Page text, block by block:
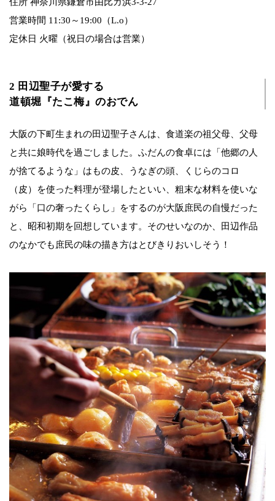
住所 神奈川県鎌倉市由比ガ浜3-3-27
営業時間 11:30～19:00（L.o）
定休日 火曜（祝日の場合は営業）
2 田辺聖子が愛する
道頓堀『たこ梅』のおでん
大阪の下町生まれの田辺聖子さんは、食道楽の祖父母、父母
と共に娘時代を過ごしました。ふだんの食卓には「他郷の人
が捨てるような」はもの皮、うなぎの頭、くじらのコロ
（皮）を使った料理が登場したといい、粗末な材料を使いな
がら「口の奢ったくらし」をするのが大阪庶民の自慢だった
と、昭和初期を回想しています。そのせいなのか、田辺作品
のなかでも庶民の味の描き方はとびきりおいしそう！